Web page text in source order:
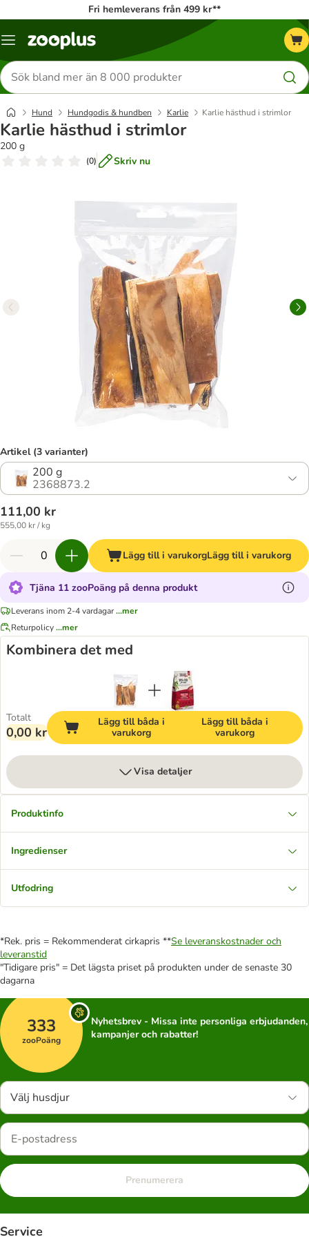
Fri hemleverans från 499 kr**
Katalogmeny
Sök
efter
produkter
Hund Hundgodis & hundben Karlie Karlie hästhud i strimlor
Karlie hästhud i strimlor
200 g
(0) Skriv nu
Artikel (3 varianter)
200 g
2368873.2
111,00 kr
555,00 kr / kg
Lägg till i varukorgLägg till i varukorg
Tjäna 11 zooPoäng på denna produkt
Leverans inom 2-4 vardagar...mer
Returpolicy...mer
Kombinera det med
Totalt
0,00 kr
Lägg till båda i
varukorg
Lägg till båda i
varukorg
Visa detaljer
Produktinfo
Ingredienser
Utfodring
*Rek. pris = Rekommenderat cirkapris **Se leveranskostnader och
leveranstid
"Tidigare pris" = Det lägsta priset på produkten under de senaste 30
dagarna
333
zooPoäng
Nyhetsbrev - Missa inte personliga erbjudanden,
kampanjer och rabatter!
Välj husdjur
Prenumerera
Service